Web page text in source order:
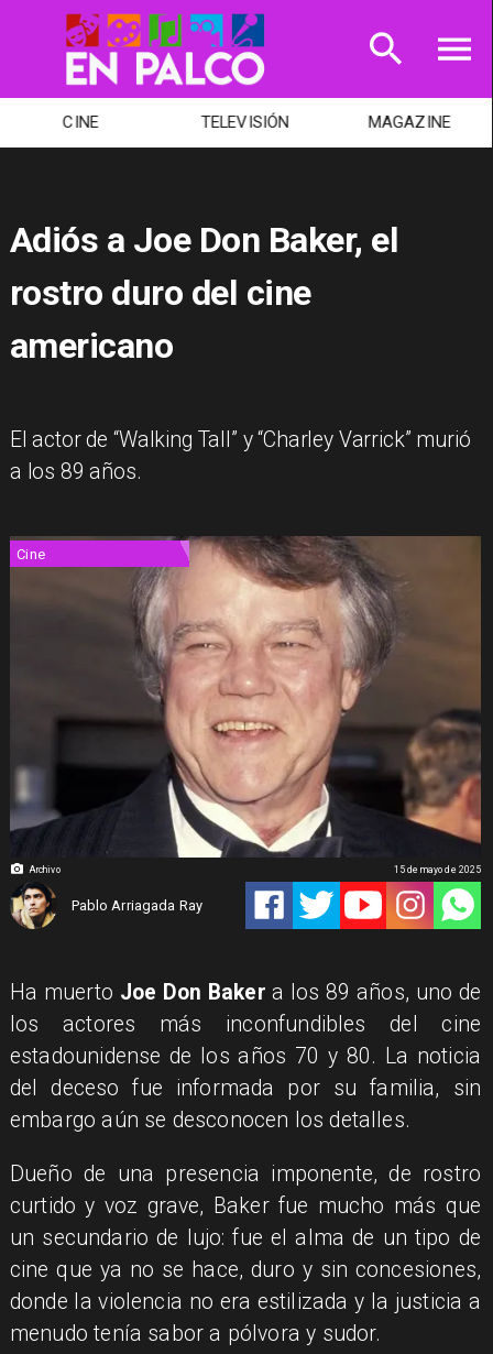
CINE TELEVISIÓN MAGAZINE
Adiós a Joe Don Baker, el
rostro duro del cine
americano
​El actor de “Walking Tall” y “Charley Varrick” murió
a los 89 años.
Archivo
Cine
Pablo Arriagada Ray
15 de mayo de 2025
Ha muerto Joe Don Baker a los 89 años, uno de
los actores más inconfundibles del cine
estadounidense de los años 70 y 80. La noticia
del deceso fue informada por su familia, sin
embargo aún se desconocen los detalles.
Dueño de una presencia imponente, de rostro
curtido y voz grave, Baker fue mucho más que
un secundario de lujo: fue el alma de un tipo de
cine que ya no se hace, duro y sin concesiones,
donde la violencia no era estilizada y la justicia a
menudo tenía sabor a pólvora y sudor.